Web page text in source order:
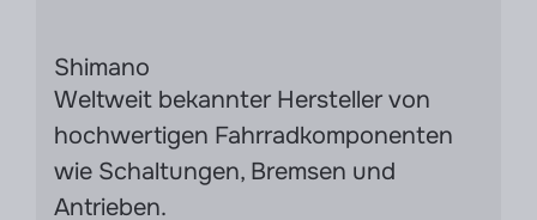
Shimano
Weltweit bekannter Hersteller von
hochwertigen Fahrradkomponenten
wie Schaltungen, Bremsen und
Antrieben.